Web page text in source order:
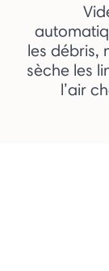
les débris,
sèche les
l’air